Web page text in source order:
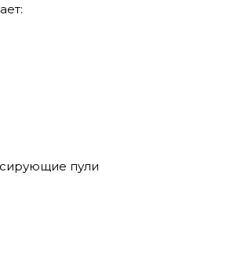
пули